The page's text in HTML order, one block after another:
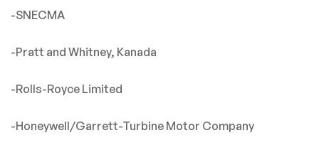
-SNECMA
-Pratt and Whitney, Kanada
-Rolls-Royce Limited
-Honeywell/Garrett-Turbine Motor Company